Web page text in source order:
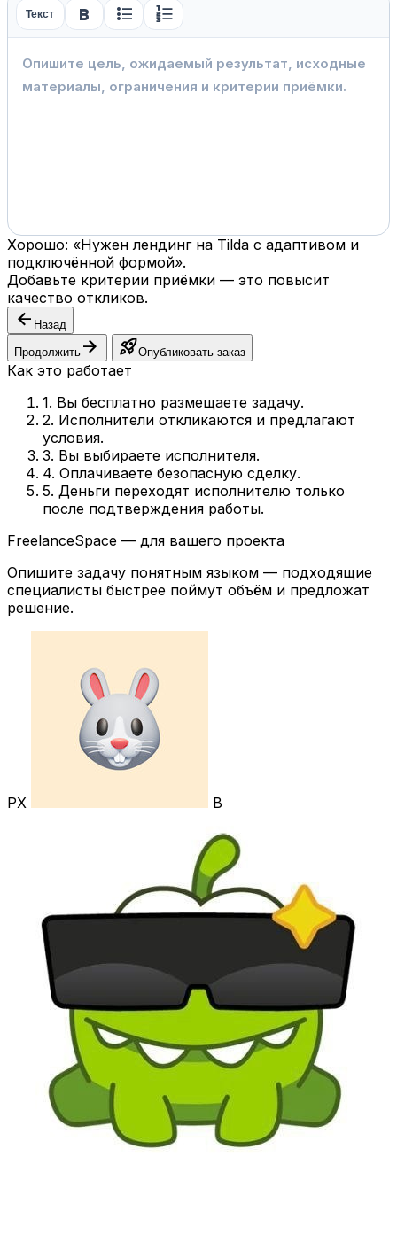
Текст format_bold format_list_bulleted format_list_numbered
Хорошо: «Нужен лендинг на Tilda с адаптивом и
подключённой формой».
Добавьте критерии приёмки — это повысит
качество откликов.
arrow_back Назад
Продолжить arrow_forward rocket_launchОпубликовать заказ
Как это работает
1. Вы бесплатно размещаете задачу.
2. Исполнители откликаются и предлагают
условия.
3. Вы выбираете исполнителя.
4. Оплачиваете безопасную сделку.
5. Деньги переходят исполнителю только
после подтверждения работы.
FreelanceSpace — для вашего проекта
Опишите задачу понятным языком — подходящие
специалисты быстрее поймут объём и предложат
решение.
РХ В